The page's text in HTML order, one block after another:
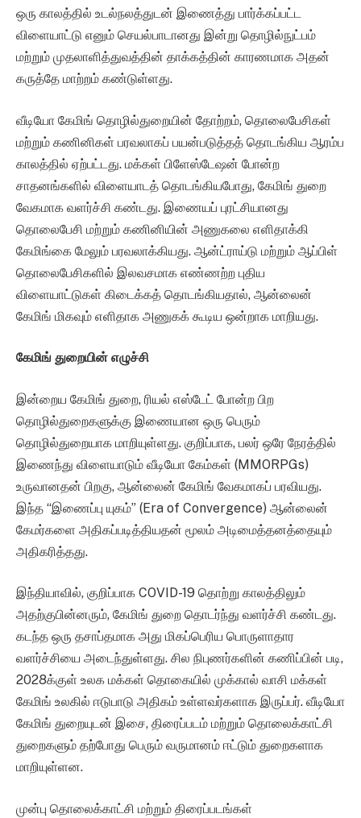
ஒரு காலத்தில் உடல்நலத்துடன் இணைத்து பார்க்கப்பட்ட
விளையாட்டு எனும் செயல்பாடானது இன்று தொழில்நுட்பம்
மற்றும் முதலாளித்துவத்தின் தாக்கத்தின் காரணமாக அதன்
கருத்தே மாற்றம் கண்டுள்ளது.
வீடியோ கேமிங் தொழில்துறையின் தோற்றம், தொலைபேசிகள்
மற்றும் கணினிகள் பரவலாகப் பயன்படுத்தத் தொடங்கிய ஆரம்ப
காலத்தில் ஏற்பட்டது. மக்கள் பிளேஸ்டேஷன் போன்ற
சாதனங்களில் விளையாடத் தொடங்கியபோது, கேமிங் துறை
வேகமாக வளர்ச்சி கண்டது. இணையப் புரட்சியானது
தொலைபேசி மற்றும் கணினியின் அணுகலை எளிதாக்கி
கேமிங்கை மேலும் பரவலாக்கியது. ஆன்ட்ராய்டு மற்றும் ஆப்பிள்
தொலைபேசிகளில் இலவசமாக எண்ணற்ற புதிய
விளையாட்டுகள் கிடைக்கத் தொடங்கியதால், ஆன்லைன்
கேமிங் மிகவும் எளிதாக அணுகக் கூடிய ஒன்றாக மாறியது.
கேமிங் துறையின் எழுச்சி
இன்றைய கேமிங் துறை, ரியல் எஸ்டேட் போன்ற பிற
தொழில்துறைகளுக்கு இணையான ஒரு பெரும்
தொழில்துறையாக மாறியுள்ளது. குறிப்பாக, பலர் ஒரே நேரத்தில்
இணைந்து விளையாடும் வீடியோ கேம்கள் (MMORPGs)
உருவானதன் பிறகு, ஆன்லைன் கேமிங் வேகமாகப் பரவியது.
இந்த “இணைப்பு யுகம்” (Era of Convergence) ஆன்லைன்
கேமர்களை அதிகப்படித்தியதன் மூலம் அடிமைத்தனத்தையும்
அதிகரித்தது.
இந்தியாவில், குறிப்பாக COVID-19 தொற்று காலத்திலும்
அதற்குபின்னரும், கேமிங் துறை தொடர்ந்து வளர்ச்சி கண்டது.
கடந்த ஒரு தசாப்தமாக அது மிகப்பெரிய பொருளாதார
வளர்ச்சியை அடைந்துள்ளது. சில நிபுணர்களின் கணிப்பின் படி,
2028க்குள் உலக மக்கள் தொகையில் முக்கால் வாசி மக்கள்
கேமிங் உலகில் ஈடுபாடு அதிகம் உள்ளவர்களாக இருப்பர். வீடியோ
கேமிங் துறையுடன் இசை, திரைப்படம் மற்றும் தொலைக்காட்சி
துறைகளும் தற்போது பெரும் வருமானம் ஈட்டும் துறைகளாக
மாறியுள்ளன.
முன்பு தொலைக்காட்சி மற்றும் திரைப்படங்கள்